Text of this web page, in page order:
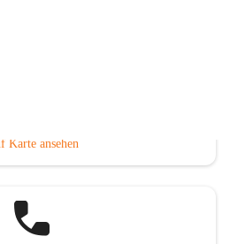
Karte ansehen